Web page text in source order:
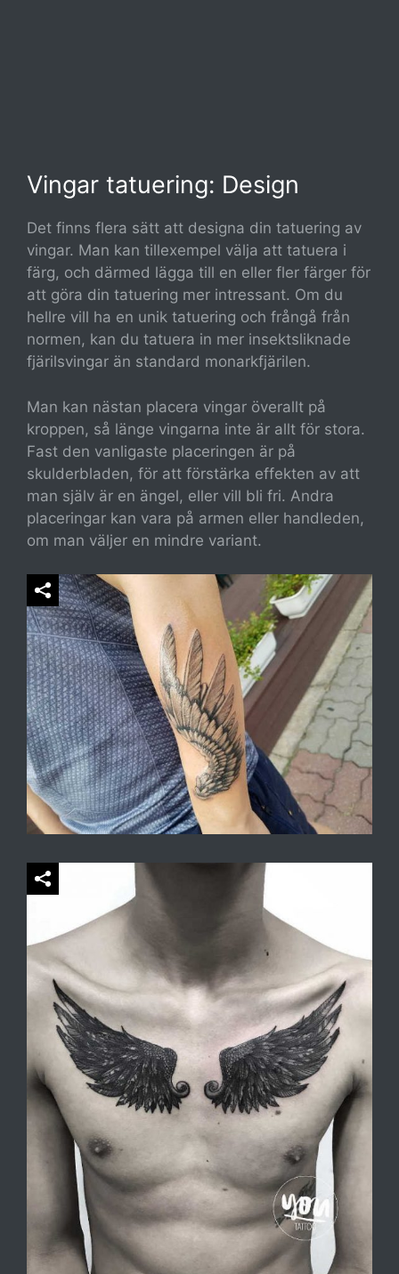
Vingar tatuering: Design
Det finns flera sätt att designa din tatuering av
vingar. Man kan tillexempel välja att tatuera i
färg, och därmed lägga till en eller fler färger för
att göra din tatuering mer intressant. Om du
hellre vill ha en unik tatuering och frångå från
normen, kan du tatuera in mer insektsliknade
fjärilsvingar än standard monarkfjärilen.
Man kan nästan placera vingar överallt på
kroppen, så länge vingarna inte är allt för stora.
Fast den vanligaste placeringen är på
skulderbladen, för att förstärka effekten av att
man själv är en ängel, eller vill bli fri. Andra
placeringar kan vara på armen eller handleden,
om man väljer en mindre variant.